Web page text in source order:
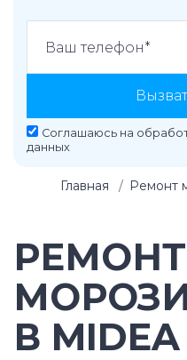
Соглашаюсь на
данных
Главная Ремонт
РЕМОНТ
В MIDEA